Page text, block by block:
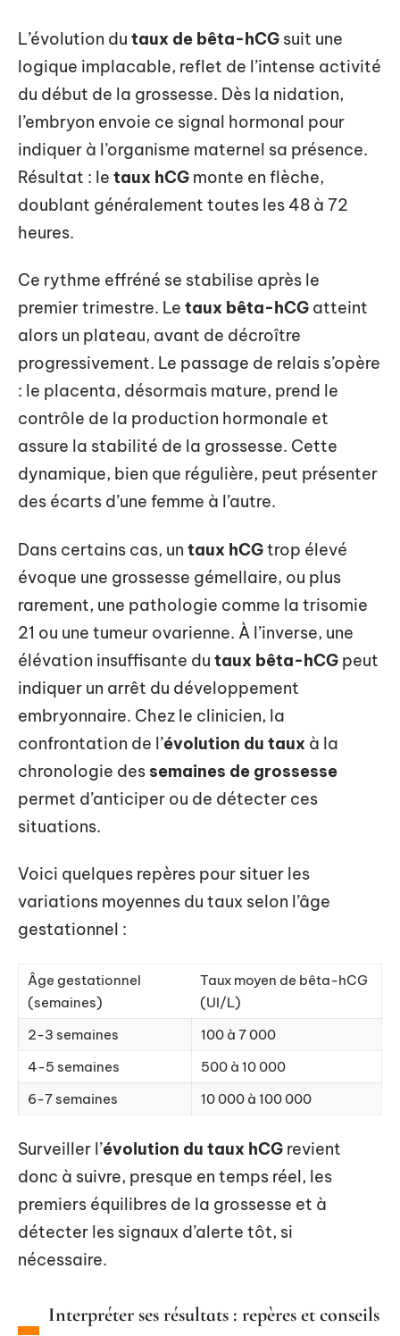
L’évolution du taux de bêta-hCG suit une
logique implacable, reflet de l’intense activité
du début de la grossesse. Dès la nidation,
l’embryon envoie ce signal hormonal pour
indiquer à l’organisme maternel sa présence.
Résultat : le taux hCG monte en flèche,
doublant généralement toutes les 48 à 72
heures.
Ce rythme effréné se stabilise après le
premier trimestre. Le taux bêta-hCG atteint
alors un plateau, avant de décroître
progressivement. Le passage de relais s’opère
: le placenta, désormais mature, prend le
contrôle de la production hormonale et
assure la stabilité de la grossesse. Cette
dynamique, bien que régulière, peut présenter
des écarts d’une femme à l’autre.
Dans certains cas, un taux hCGtrop élevé
évoque une grossesse gémellaire, ou plus
rarement, une pathologie comme la trisomie
21 ou une tumeur ovarienne. À l’inverse, une
élévation insuffisante du taux bêta-hCG peut
indiquer un arrêt du développement
embryonnaire. Chez le clinicien, la
confrontation de l’évolution du taux à la
chronologie des semaines de grossesse
permet d’anticiper ou de détecter ces
situations.
Voici quelques repères pour situer les
variations moyennes du taux selon l’âge
gestationnel :
Âge gestationnel
(semaines)
Taux moyen de bêta-hCG
(UI/L)
2-3 semaines
100 à 7 000
4-5 semaines
500 à 10 000
6-7 semaines
10 000 à 100 000
Surveiller l’évolution du taux hCG revient
donc à suivre, presque en temps réel, les
premiers équilibres de la grossesse et à
détecter les signaux d’alerte tôt, si
nécessaire.
Interpréter ses résultats : repères et conseils